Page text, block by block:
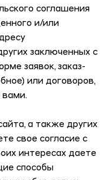
соглашения
и/или
заключенных с
заявок, заказ-
или договоров,
вами.
а также других
свое согласие с
интересах даете
способы